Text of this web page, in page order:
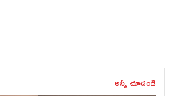
అన్నీ చూడండి